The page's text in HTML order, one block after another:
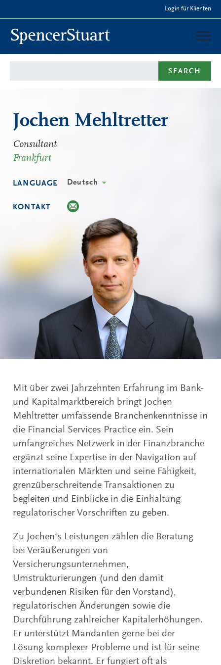
to
Main
Deutschland
LEISTUNGEN
PRESSE
Login für Klienten
SEARCH
Jochen Mehltretter
Consultant
Frankfurt
LANGUAGE Deutsch
KONTAKT
Mit über zwei Jahrzehnten Erfahrung im Bank-
und Kapitalmarktbereich bringt Jochen
Mehltretter umfassende Branchenkenntnisse in
die Financial Services Practice ein. Sein
umfangreiches Netzwerk in der Finanzbranche
ergänzt seine Expertise in der Navigation auf
internationalen Märkten und seine Fähigkeit,
grenzüberschreitende Transaktionen zu
begleiten und Einblicke in die Einhaltung
regulatorischer Vorschriften zu geben.
Zu Jochen‘s Leistungen zählen die Beratung
bei Veräußerungen von
Versicherungsunternehmen,
Umstrukturierungen (und den damit
verbundenen Risiken für den Vorstand),
regulatorischen Änderungen sowie die
Durchführung zahlreicher Kapitalerhöhungen.
Er unterstützt Mandanten gerne bei der
Lösung komplexer Probleme und ist für seine
Diskretion bekannt. Er fungiert oft als